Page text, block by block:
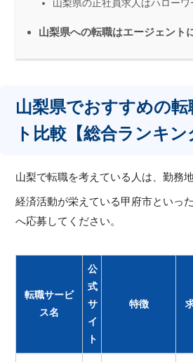
山梨県の正社員求人はハローワ
山梨県への転職はエージェント
山梨県でおすすめの
ト比較【総合ランキン
山梨で転職を考えている人は、勤務
経済活動が栄えている甲府市といっ
へ応募してください。
転職サービ
ス名
公
式
サ
イ
ト
特徴